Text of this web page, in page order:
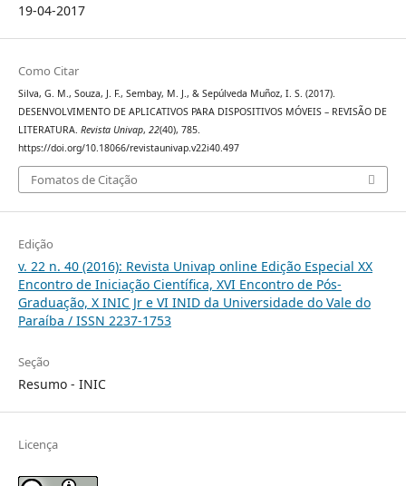
19-04-2017
Como Citar
Silva, G. M., Souza, J. F., Sembay, M. J., & Sepúlveda Muñoz, I. S. (2017).
DESENVOLVIMENTO DE APLICATIVOS PARA DISPOSITIVOS MÓVEIS – REVISÃO DE
LITERATURA. Revista Univap, 22(40), 785.
https://doi.org/10.18066/revistaunivap.v22i40.497
Fomatos de Citação
Edição
v. 22 n. 40 (2016): Revista Univap online Edição Especial XX
Encontro de Iniciação Científica, XVI Encontro de Pós-
Graduação, X INIC Jr e VI INID da Universidade do Vale do
Paraíba / ISSN 2237-1753
Seção
Resumo - INIC
Licença